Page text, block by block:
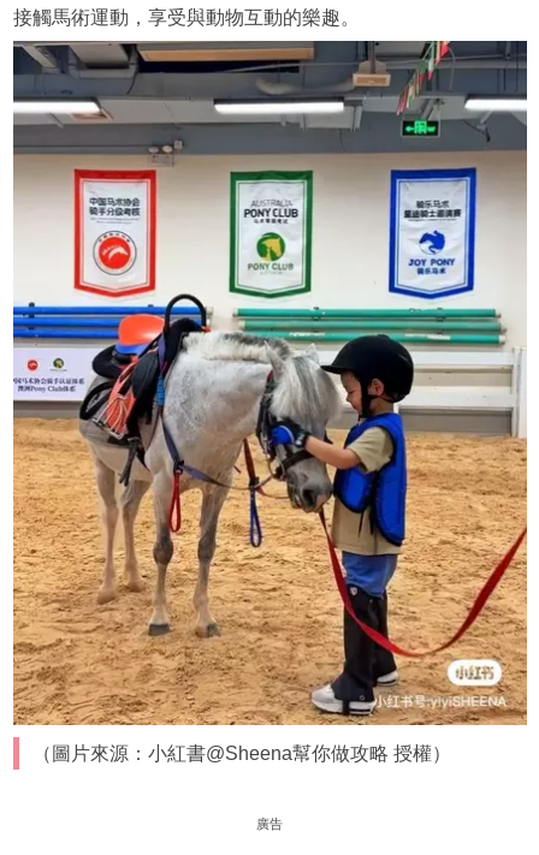
接觸馬術運動，享受與動物互動的樂趣。
（圖片來源：小紅書@Sheena幫你做攻略 授權）
廣告